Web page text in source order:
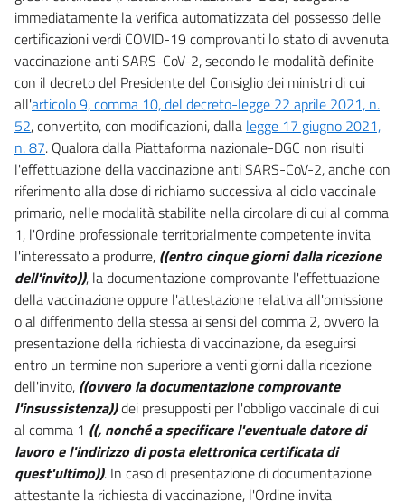
immediatamente la verifica automatizzata del possesso delle
certificazioni verdi COVID-19 comprovanti lo stato di avvenuta
vaccinazione anti SARS-CoV-2, secondo le modalità definite
con il decreto del Presidente del Consiglio dei ministri di cui
all'articolo 9, comma 10, del decreto-legge 22 aprile 2021, n.
52, convertito, con modificazioni, dalla legge 17 giugno 2021,
n. 87. Qualora dalla Piattaforma nazionale-DGC non risulti
l'effettuazione della vaccinazione anti SARS-CoV-2, anche con
riferimento alla dose di richiamo successiva al ciclo vaccinale
primario, nelle modalità stabilite nella circolare di cui al comma
1, l'Ordine professionale territorialmente competente invita
l'interessato a produrre, ((entro cinque giorni dalla ricezione
dell'invito)), la documentazione comprovante l'effettuazione
della vaccinazione oppure l'attestazione relativa all'omissione
o al differimento della stessa ai sensi del comma 2, ovvero la
presentazione della richiesta di vaccinazione, da eseguirsi
entro un termine non superiore a venti giorni dalla ricezione
dell'invito, ((ovvero la documentazione comprovante
l'insussistenza))dei presupposti per l'obbligo vaccinale di cui
al comma 1 ((, nonché a specificare l'eventuale datore di
lavoro e l'indirizzo di posta elettronica certificata di
quest'ultimo)). In caso di presentazione di documentazione
attestante la richiesta di vaccinazione, l'Ordine invita